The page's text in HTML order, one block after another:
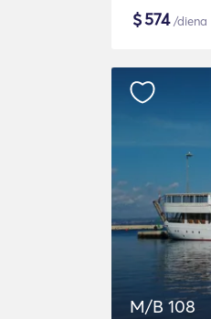
$574/diena
M/B 108